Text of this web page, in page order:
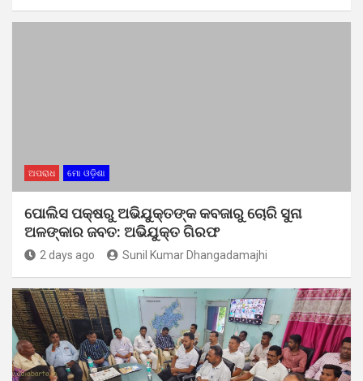
ଅପରାଧ ମୋ ଓଡ଼ିଶା
ପୋଲିସ ପକ୍ଷରୁ ଅଭିଯୁକ୍ତଙ୍କ କବଜାରୁ ଚୋରି ସୁନା
ଅଳଙ୍କାର ଜବତ: ଅଭିଯୁକ୍ତ ଗିରଫ
2 days ago Sunil Kumar Dhangadamajhi